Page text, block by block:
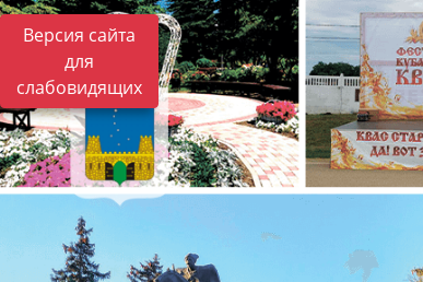
Версия сайта
для
слабовидящих